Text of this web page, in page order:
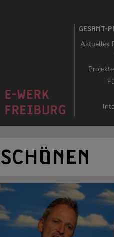
GESAMT-
Aktuelles